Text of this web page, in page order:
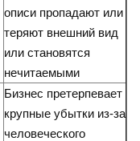
описи пропадают или
теряют внешний вид
или становятся
нечитаемыми
Бизнес претерпевает
крупные убытки из-за
человеческого